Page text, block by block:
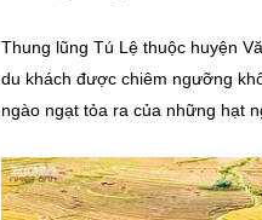
Thung lũng Tú Lệ thuộc huyện
du khách được chiêm ngưỡng
ngào ngạt tỏa ra của những hạt